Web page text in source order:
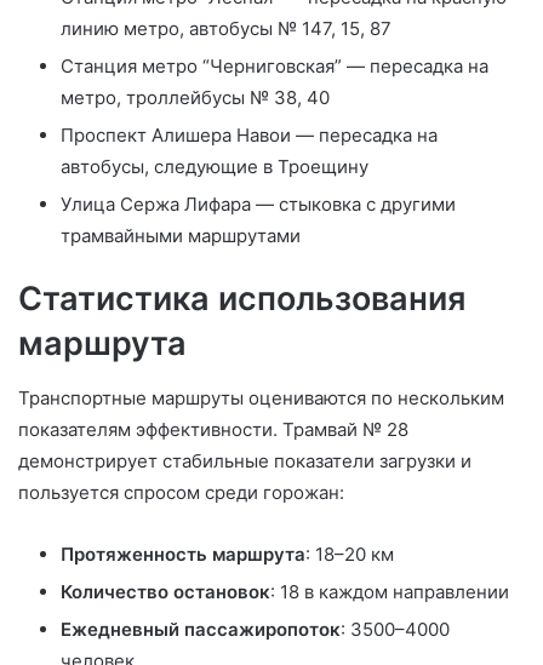
линию метро, автобусы № 147, 15, 87
Станция метро “Черниговская” — пересадка на
метро, троллейбусы № 38, 40
Проспект Алишера Навои — пересадка на
автобусы, следующие в Троещину
Улица Сержа Лифара — стыковка с другими
трамвайными маршрутами
Статистика использования
маршрута
Транспортные маршруты оцениваются по нескольким
показателям эффективности. Трамвай № 28
демонстрирует стабильные показатели загрузки и
пользуется спросом среди горожан:
Протяженность маршрута: 18–20 км
Количество остановок: 18 в каждом направлении
Ежедневный пассажиропоток: 3500–4000